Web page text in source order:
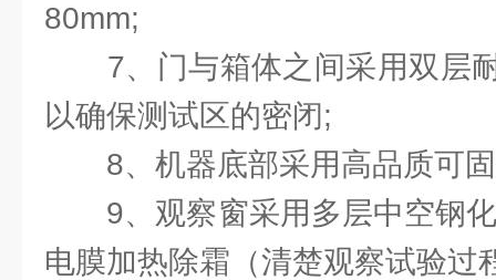
80mm;
7、门与箱体之间采用双层
以确保测试区的密闭;
8、机器底部采用高品质可固
9、观察窗采用多层中空钢化
电膜加热除霜（清楚观察试验过